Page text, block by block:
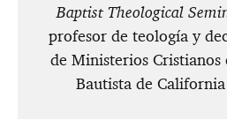
Baptist Theological
profesor de teología y
de Ministerios Cristianos
Bautista de